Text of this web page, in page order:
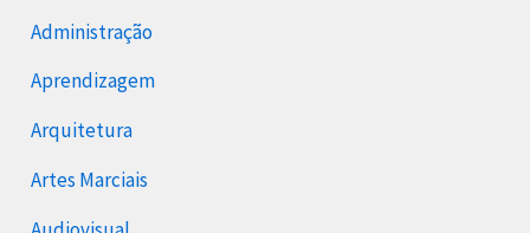
Administração
Aprendizagem
Arquitetura
Artes Marciais